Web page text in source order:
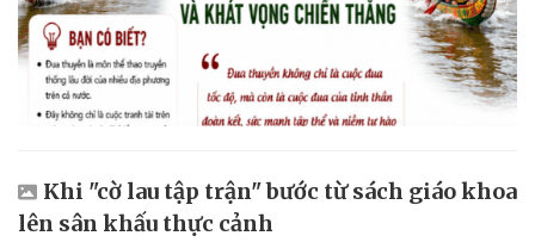
Khi "cờ lau tập trận" bước từ sách giáo khoa
lên sân khấu thực cảnh